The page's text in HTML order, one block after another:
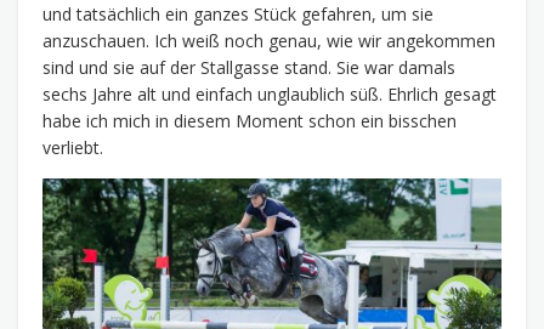
und tatsächlich ein ganzes Stück gefahren, um sie
anzuschauen. Ich weiß noch genau, wie wir angekommen
sind und sie auf der Stallgasse stand. Sie war damals
sechs Jahre alt und einfach unglaublich süß. Ehrlich gesagt
habe ich mich in diesem Moment schon ein bisschen
verliebt.